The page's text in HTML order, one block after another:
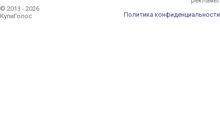
© 2013 - 2026
КупиГолос
Политика конфиденциальности